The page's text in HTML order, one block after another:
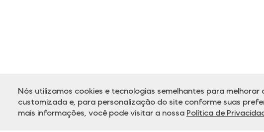
Nós utilizamos cookies e tecnologias semelhantes para
customizada e, para personalização do site conforme suas
mais informações, você pode visitar a nossa Política de